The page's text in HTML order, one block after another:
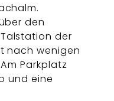
den
der
nach wenigen
Parkplatz
und eine